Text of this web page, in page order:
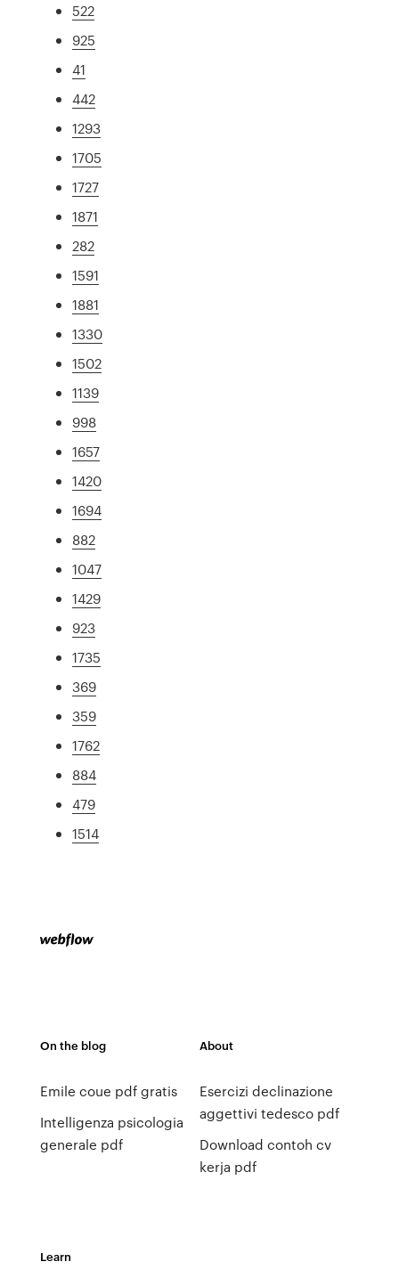
522
925
41
442
1293
1705
1727
1871
282
1591
1881
1330
1502
1139
998
1657
1420
1694
882
1047
1429
923
1735
369
359
1762
884
479
1514
On the blog
Emile coue pdf gratis
Intelligenza psicologia
generale pdf
About
Esercizi declinazione
aggettivi tedesco pdf
Download contoh cv
kerja pdf
Learn